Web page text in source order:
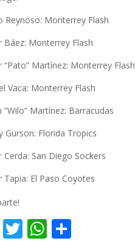
Reynoso: Monterrey Flash
Báez: Monterrey Flash
“Pato” Martínez: Monterrey Flash
Vaca: Monterrey Flash
“Wilo” Martínez: Barracudas
Gurson: Florida Tropics
Cerda: San Diego Sockers
Tapia: El Paso Coyotes
F T W